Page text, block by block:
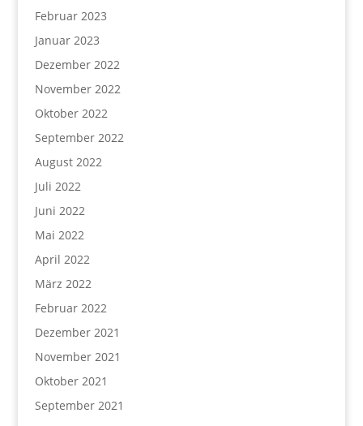
Februar 2023
Januar 2023
Dezember 2022
November 2022
Oktober 2022
September 2022
August 2022
Juli 2022
Juni 2022
Mai 2022
April 2022
März 2022
Februar 2022
Dezember 2021
November 2021
Oktober 2021
September 2021